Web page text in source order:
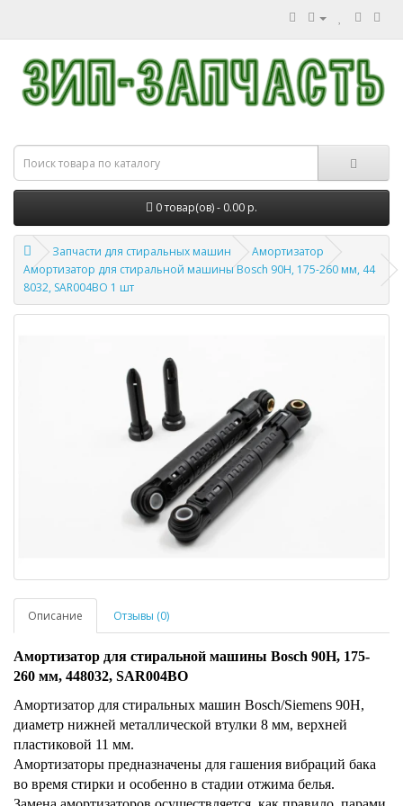
0 товар(ов) - 0.00 р.
Запчасти для стиральных машин
Амортизатор
Амортизатор для стиральной машины Bosch 90Н, 175-260 мм, 44
8032, SAR004BO 1 шт
Описание Отзывы (0)
Амортизатор для стиральной машины Bosch 90Н, 175-
260 мм, 448032, SAR004BO
Амортизатор для стиральных машин Bosch/Siemens 90Н,
диаметр нижней металлической втулки 8 мм, верхней
пластиковой 11 мм.
Амортизаторы предназначены для гашения вибраций бака
во время стирки и особенно в стадии отжима белья.